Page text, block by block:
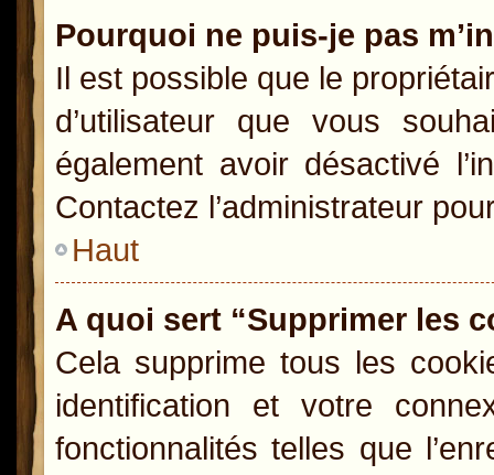
Pourquoi ne puis-je pas
Il est possible que le
d’utilisateur que vous
également avoir désactivé
Contactez l’administrateur
Haut
A quoi sert “Supprimer les
Cela supprime tous les
identification et votre
fonctionnalités telles que